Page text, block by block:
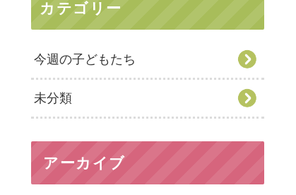
カテゴリー
今週の子どもたち
未分類
アーカイブ